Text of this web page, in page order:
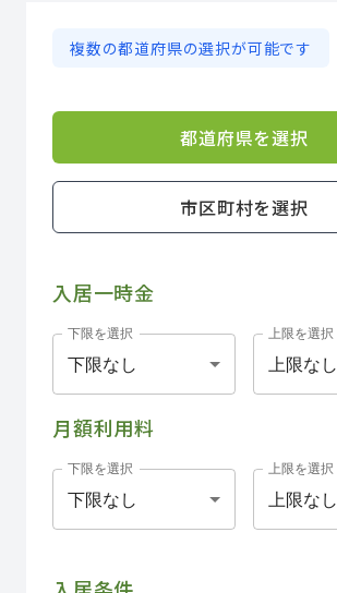
複数の都道府県の選択が可能です
都道府県を選択
市区町村を選択
入居一時金
下限を選択
下限なし
上限を選択
上限なし
月額利用料
下限を選択
下限なし
上限を選択
上限なし